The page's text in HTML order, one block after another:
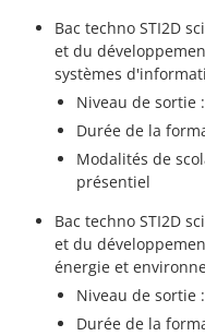
Bac techno STI2D
et du
systèmes
Niveau de sortie
Durée de la
Modalités de
présentiel
Bac techno STI2D
et du
énergie et
Niveau de sortie
Durée de la